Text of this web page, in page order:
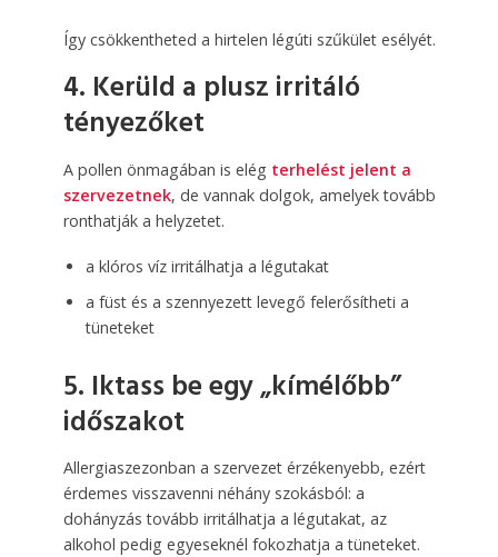
Így csökkentheted a hirtelen légúti szűkület esélyét.
4. Kerüld a plusz irritáló
tényezőket
A pollen önmagában is elég terhelést jelent a
szervezetnek, de vannak dolgok, amelyek tovább
ronthatják a helyzetet.
a klóros víz irritálhatja a légutakat
a füst és a szennyezett levegő felerősítheti a
tüneteket
5. Iktass be egy „kímélőbb”
időszakot
Allergiaszezonban a szervezet érzékenyebb, ezért
érdemes visszavenni néhány szokásból: a
dohányzás tovább irritálhatja a légutakat, az
alkohol pedig egyeseknél fokozhatja a tüneteket.